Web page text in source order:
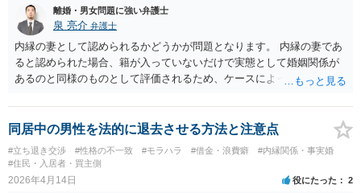
められても、200万円は高額という印象です。一般に、男女関係トラブ
ルの慰謝料は、事情によってかなり幅がありますが、本件のように、
相手が当初から事情を知っていたなら、認容されても低額にとどま
る、あるいは0円となる可能性もあります。 ③：あり得ると思われま
す。 少なくとも、相手方が「貴方に交際相手・配偶者がいることを知
らなかった」「結婚に向けた具体的な約束があった」ことを立証でき
なければ、請求の根拠は弱くなります。したがって、今後の対応とし
ては、相手方が貴方の事情を当初から認識していたこと、結婚の具体
的約束がなかったこと、関係が自由意思に基づくものだったことを、L
INEやメール、やり取りの経過などで丁寧に整理することが重要です。
以上のとおり、本件は直ちに高額の支払義務が認められる事案とは言
いにくく、0円または大幅減額の余地がある事案だと思われます。もっ
離婚・男女問題に強い弁護士
泉 亮介 弁護士
内縁の妻として認められるかどうかが問題となります。 内縁の妻であ
ると認められた場合、籍が入っていないだけで実態として婚姻関係が
あるのと同様のものとして評価されるため、ケースによっては慰謝料
てもらいアドバイスを受けると良いかと思われます。
同居中の男性を法的に退去させる方法と注意点
#立ち退き交渉 #性格の不一致 #モラハラ #借金・浪費癖
#内縁関係・事実婚
#住民・入居者・買主側
2026年4月14日 役にたった 2